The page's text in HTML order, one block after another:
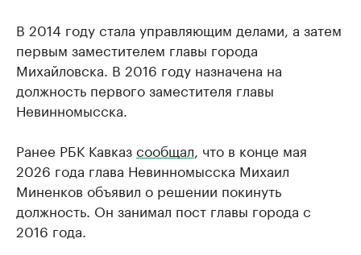
В 2014 году стала управляющим делами, а затем
первым заместителем главы города
Михайловска. В 2016 году назначена на
должность первого заместителя главы
Невинномысска.
Ранее РБК Кавказсообщал , что в конце мая
2026 года глава Невинномысска Михаил
Миненков объявил о решении покинуть
должность. Он занимал пост главы города с
2016 года.